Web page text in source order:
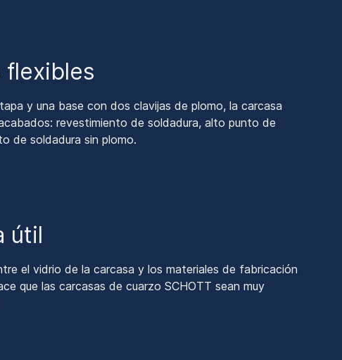
flexibles
y una base con dos clavijas de plomo, la carcasa
revestimiento de soldadura, alto punto de
de soldadura sin plomo.
útil
el vidrio de la carcasa y los materiales de fabricación
que las carcasas de cuarzo SCHOTT sean muy